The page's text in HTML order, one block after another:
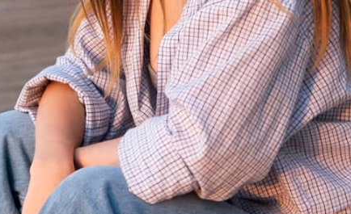
کشک
خامه
سینما دوماس
رادیو دوماس
دانستنی های سلامت
گالری تصاویر
English
Russian
Arabic